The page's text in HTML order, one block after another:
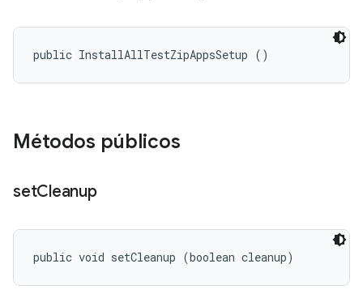
public InstallAllTestZipAppsSetup ()
Métodos públicos
setCleanup
public void setCleanup (boolean cleanup)